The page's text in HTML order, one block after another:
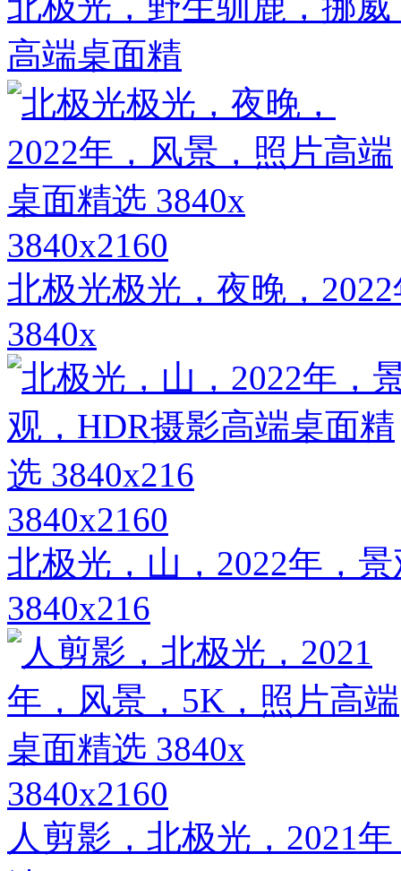
高端桌面精
3840x2160
北极光极光，夜晚，
3840x
3840x2160
北极光，山，2022年，
3840x216
3840x2160
人剪影，北极光，2021